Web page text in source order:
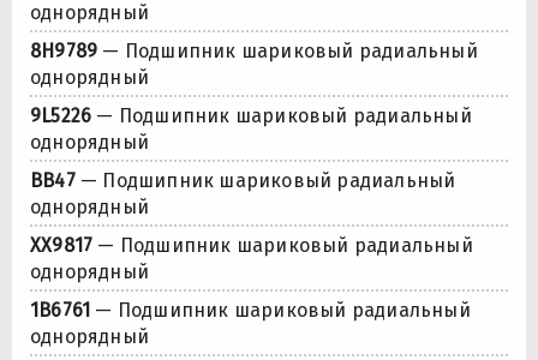
однорядный
8H9789 — Подшипник шариковый радиальный
однорядный
9L5226 — Подшипник шариковый радиальный
однорядный
BB47— Подшипник шариковый радиальный
однорядный
XX9817 — Подшипник шариковый радиальный
однорядный
1B6761 — Подшипник шариковый радиальный
однорядный